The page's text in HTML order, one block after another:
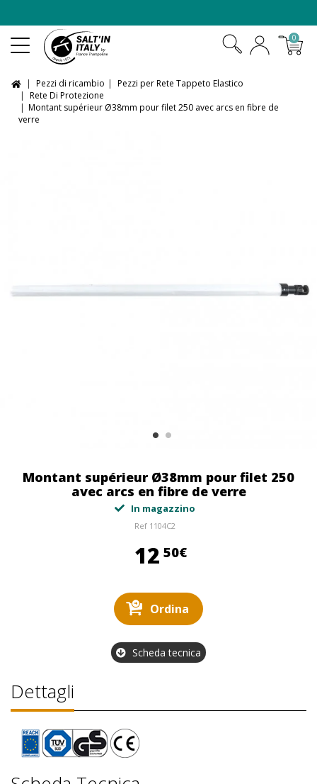
0
Pezzi di ricambio
Pezzi per Rete Tappeto Elastico
Rete Di Protezione
Montant supérieur Ø38mm pour filet 250 avec arcs en fibre de
verre
Montant supérieur Ø38mm pour filet 250
avec arcs en fibre de verre
In magazzino
Ref 1104C2
12 50€12,50 €
Ordina
Scheda tecnica
Dettagli